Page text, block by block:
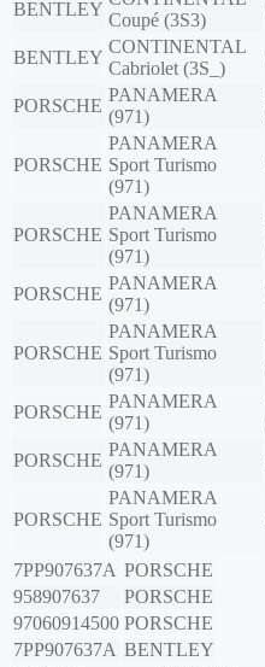
BENTLEY
Coupé (3S3)
BENTLEY
CONTINENTAL
Cabriolet (3S_)
PORSCHE
PANAMERA
(971)
PORSCHE
PANAMERA
Sport Turismo
(971)
PORSCHE
PANAMERA
Sport Turismo
(971)
PORSCHE
PANAMERA
(971)
PORSCHE
PANAMERA
Sport Turismo
(971)
PORSCHE
PANAMERA
(971)
PORSCHE
PANAMERA
(971)
PORSCHE
PANAMERA
Sport Turismo
(971)
7PP907637A PORSCHE
958907637
PORSCHE
97060914500 PORSCHE
7PP907637A BENTLEY